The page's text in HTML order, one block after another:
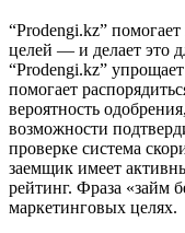
“Prodengi.kz”
целей — и делает это
“Prodengi.kz”
помогает
вероятность
возможности
проверке система
заемщик имеет
рейтинг. Фраза «займ
маркетинговых целях.